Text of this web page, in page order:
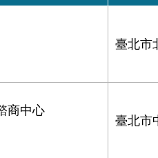
臺北市
商中心
臺北市